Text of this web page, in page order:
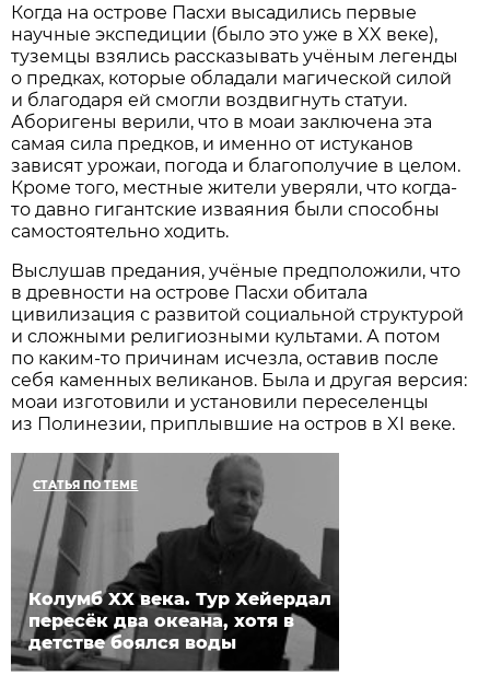
Когда на острове Пасхи высадились первые
научные экспедиции (было это уже в XX веке),
туземцы взялись рассказывать учёным легенды
о предках, которые обладали магической силой
и благодаря ей смогли воздвигнуть статуи.
Аборигены верили, что в моаи заключена эта
самая сила предков, и именно от истуканов
зависят урожаи, погода и благополучие в целом.
Кроме того, местные жители уверяли, что когда-
то давно гигантские изваяния были способны
самостоятельно ходить.
Выслушав предания, учёные предположили, что
в древности на острове Пасхи обитала
цивилизация с развитой социальной структурой
и сложными религиозными культами. А потом
по каким-то причинам исчезла, оставив после
себя каменных великанов. Была и другая версия:
моаи изготовили и установили переселенцы
из Полинезии, приплывшие на остров в XI веке.
СТАТЬЯ ПО ТЕМЕ
Колумб XX века. Тур Хейердал
пересёк два океана, хотя в
детстве боялся воды